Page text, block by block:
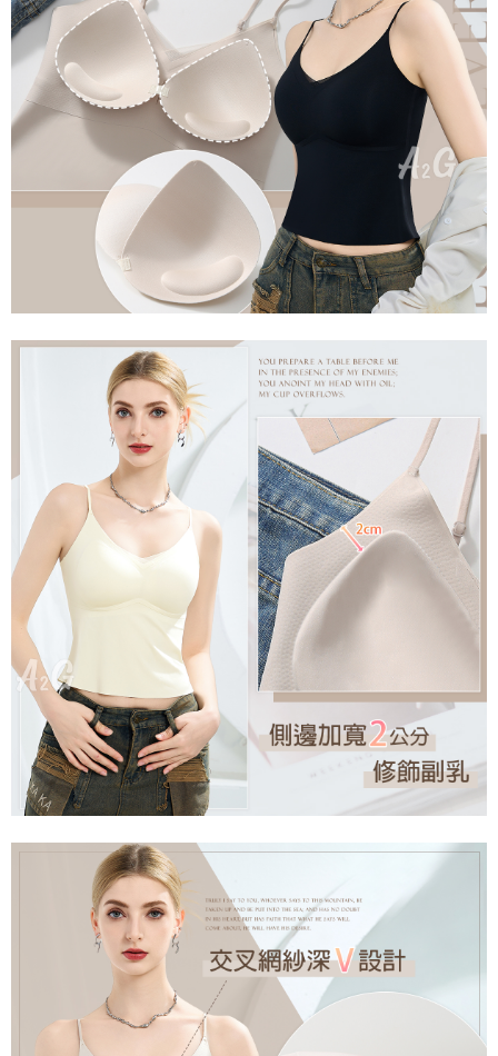
※ 交易是否成功請以「AFTEE先享後付 」之結帳頁面顯示為準，若有關於
是否繳費成功／繳費後需取消欲退款等相關疑問，請聯繫「AFTEE先享後付
客戶支援中心」
https://netprotections.freshdesk.com/support/home
【注意事項】
１．透過由恩沛科技股份有限公司提供之「AFTEE先享後付」服務完成之交
易，需依本服務之必要範圍內提供個人資料，並將交易相關給付款項請求債
權轉讓予恩沛科技股份有限公司。
２．關於個人資料處理事宜，請瀏覽以下網址：
https://aftee.tw/terms/#terms3
３．未成年的使用者請事先徵得法定代理人或監護人之同意方可使用
「AFTEE先享後付」，若未經同意申辦者引起之損失，本公司不負相關責
４．使用「AFTEE先享後付」時，將依據個別帳號之用戶狀況，依本公司即
時審查核予不同之上限額度；若仍有額度不足之情形，本公司將視審查結果
請求用戶進行身份認證。
恩沛科技股份有限公司將有權停止該用戶之使用額度並採取法律行動。
付款後7-11取貨
每筆NT$60，滿NT$699(含以上)免運費
宅配
每筆NT$100，滿NT$2,000(含以上)免運費